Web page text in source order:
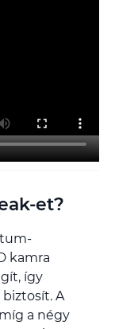
et?
kamra
így
A
a négy